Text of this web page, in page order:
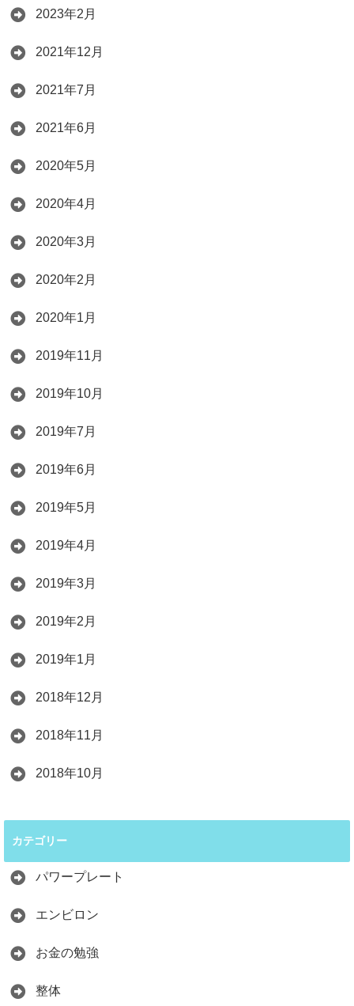
2023年2月
2021年12月
2021年7月
2021年6月
2020年5月
2020年4月
2020年3月
2020年2月
2020年1月
2019年11月
2019年10月
2019年7月
2019年6月
2019年5月
2019年4月
2019年3月
2019年2月
2019年1月
2018年12月
2018年11月
2018年10月
カテゴリー
パワープレート
エンビロン
お金の勉強
整体